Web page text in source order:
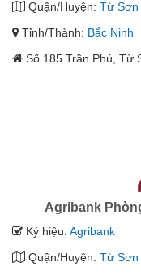
Quận/Huyện: Từ Sơn
Tỉnh/Thành: Bắc Ninh
Số 185 Trần Phú, Từ
Agribank
Ký hiệu: Agribank
Quận/Huyện: Từ Sơn